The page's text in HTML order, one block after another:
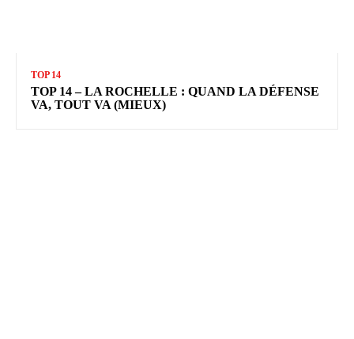
TOP 14
TOP 14 – LA ROCHELLE : QUAND LA DÉFENSE
VA, TOUT VA (MIEUX)